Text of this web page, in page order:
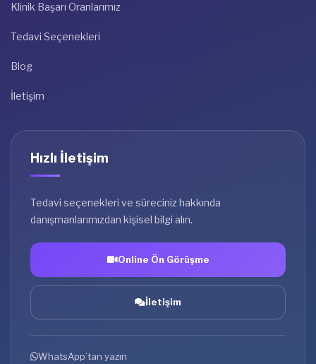
Klinik Başarı Oranlarımız
Tedavi Seçenekleri
Blog
İletişim
Hızlı İletişim
Tedavi seçenekleri ve süreciniz hakkında
danışmanlarımızdan kişisel bilgi alın.
Online Ön Görüşme
İletişim
WhatsApp’tan yazın